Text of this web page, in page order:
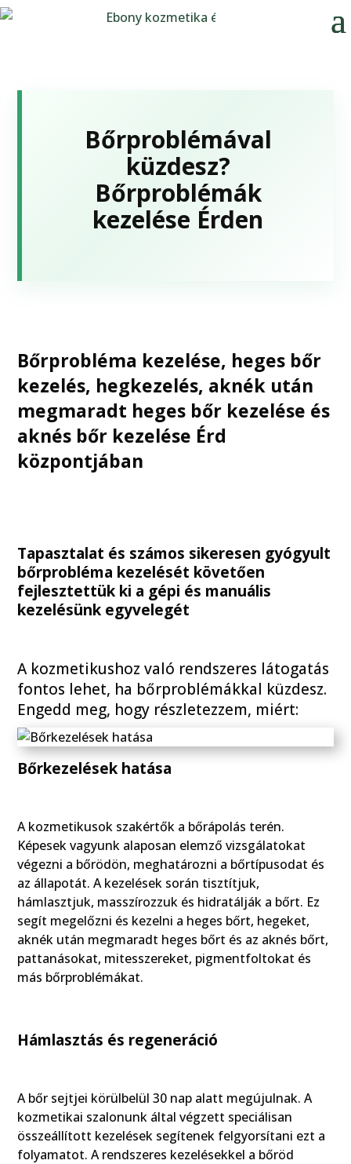
Bőrproblémával
küzdesz?
Bőrproblémák
kezelése Érden
Bőrprobléma kezelése, heges bőr
kezelés, hegkezelés, aknék után
megmaradt heges bőr kezelése és
aknés bőr kezelése Érd
központjában
Tapasztalat és számos sikeresen gyógyult
bőrprobléma kezelését követően
fejlesztettük ki a gépi és manuális
kezelésünk egyvelegét
A kozmetikushoz való rendszeres látogatás
fontos lehet, ha bőrproblémákkal küzdesz.
Engedd meg, hogy részletezzem, miért:
Bőrkezelések hatása
A kozmetikusok szakértők a bőrápolás terén.
Képesek vagyunk alaposan elemző vizsgálatokat
végezni a bőrödön, meghatározni a bőrtípusodat és
az állapotát. A kezelések során tisztítjuk,
hámlasztjuk, masszírozzuk és hidratálják a bőrt. Ez
segít megelőzni és kezelni a heges bőrt, hegeket,
aknék után megmaradt heges bőrt és az aknés bőrt,
pattanásokat, mitesszereket, pigmentfoltokat és
más bőrproblémákat.
Hámlasztás és regeneráció
A bőr sejtjei körülbelül 30 nap alatt megújulnak. A
kozmetikai szalonunk által végzett speciálisan
összeállított kezelések segítenek felgyorsítani ezt a
folyamatot. A rendszeres kezelésekkel a bőröd